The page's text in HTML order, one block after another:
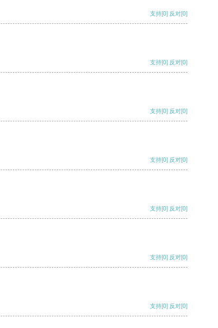
支持[0] 反对[0]
支持[0] 反对[0]
支持[0] 反对[0]
支持[0] 反对[0]
支持[0] 反对[0]
支持[0] 反对[0]
支持[0] 反对[0]